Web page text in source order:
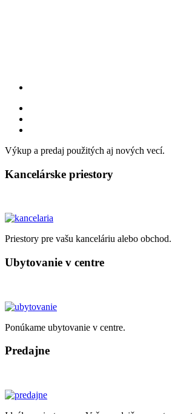
Výkup a predaj použitých aj nových vecí.
Kancelárske priestory
Priestory pre vašu kanceláriu alebo obchod.
Ubytovanie v centre
Ponúkame ubytovanie v centre.
Predajne